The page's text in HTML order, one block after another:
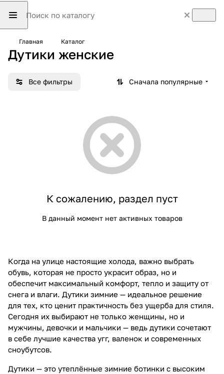
Главная Каталог
Дутики женские
Все фильтры Сначала популярные
К сожалению, раздел пуст
В данный момент нет активных товаров
Когда на улице настоящие холода, важно выбрать
обувь, которая не просто украсит образ, но и
обеспечит максимальный комфорт, тепло и защиту от
снега и влаги. Дутики зимние — идеальное решение
для тех, кто ценит практичность без ущерба для стиля.
Сегодня их выбирают не только женщины, но и
мужчины, девочки и мальчики — ведь дутики сочетают
в себе лучшие качества угг, валенок и современных
сноубутсов.
Дутики — это утеплённые зимние ботинки с высоким